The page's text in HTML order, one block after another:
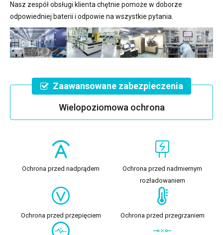
Nasz zespół obsługi klienta chętnie pomoże w doborze
odpowiedniej baterii i odpowie na wszystkie pytania.
Zaawansowane zabezpieczenia
Wielopoziomowa ochrona
Ochrona przed nadprądem
Ochrona przed nadmiernym
rozładowaniem
Ochrona przed przepięciem Ochrona przed przegrzaniem